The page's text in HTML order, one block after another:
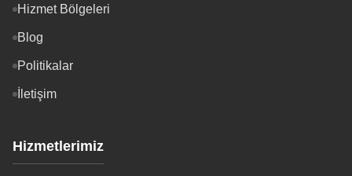
Hizmet Bölgeleri
Blog
Politikalar
İletişim
Hizmetlerimiz